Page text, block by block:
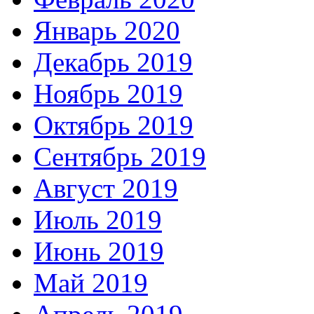
Январь 2020
Декабрь 2019
Ноябрь 2019
Октябрь 2019
Сентябрь 2019
Август 2019
Июль 2019
Июнь 2019
Май 2019